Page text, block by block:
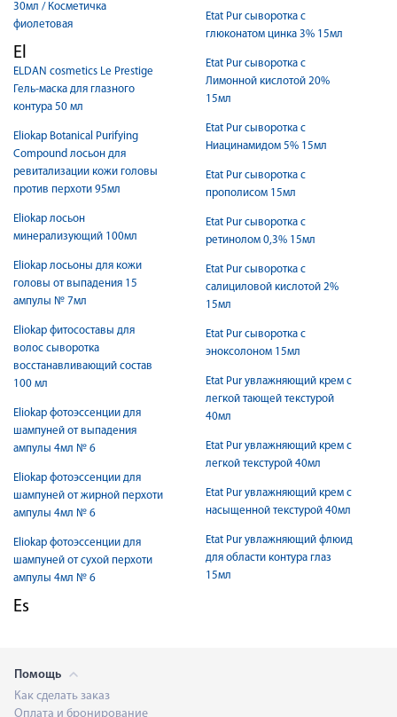
30мл / Косметичка
фиолетовая
El
ELDAN cosmetics Le Prestige
Гель-маска для глазного
контура 50 мл
Eliokap Botanical Purifying
Compound лосьон для
ревитализации кожи головы
против перхоти 95мл
Eliokap лосьон
минерализующий 100мл
Eliokap лосьоны для кожи
головы от выпадения 15
ампулы № 7мл
Eliokap фитосоставы для
волос сыворотка
восстанавливающий состав
100 мл
Eliokap фотоэссенции для
шампуней от выпадения
ампулы 4мл № 6
Eliokap фотоэссенции для
шампуней от жирной перхоти
ампулы 4мл № 6
Eliokap фотоэссенции для
шампуней от сухой перхоти
ампулы 4мл № 6
Es
Etat Pur сыворотка с
глюконатом цинка 3% 15мл
Etat Pur сыворотка с
Лимонной кислотой 20%
15мл
Etat Pur сыворотка с
Ниацинамидом 5% 15мл
Etat Pur сыворотка с
прополисом 15мл
Etat Pur сыворотка с
ретинолом 0,3% 15мл
Etat Pur сыворотка с
салициловой кислотой 2%
15мл
Etat Pur сыворотка с
эноксолоном 15мл
Etat Pur увлажняющий крем с
легкой тающей текстурой
40мл
Etat Pur увлажняющий крем с
легкой текстурой 40мл
Etat Pur увлажняющий крем с
насыщенной текстурой 40мл
Etat Pur увлажняющий флюид
для области контура глаз
15мл
Помощь
Как сделать заказ
Оплата и бронирование